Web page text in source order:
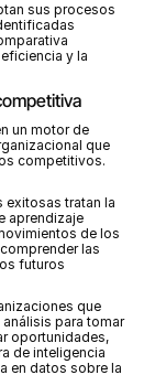
sus procesos
y la
un motor de
que
competitivos.
exitosas tratan la
aprendizaje
de los
las
futuros
que
para tomar
oportunidades,
de inteligencia
en datos sobre la